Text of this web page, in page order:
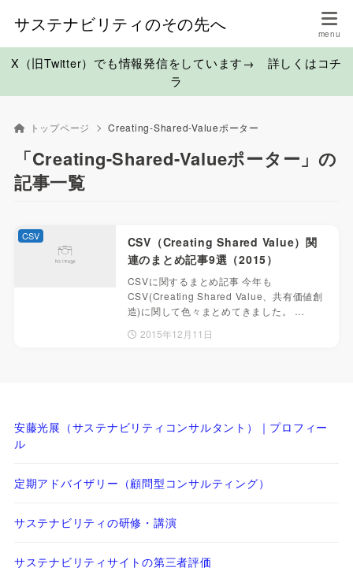
サステナビリティのその先へ
X（旧Twitter）でも情報発信をしています→ 詳しくはコチ
ラ
トップページ Creating-Shared-Valueポーター
「Creating-Shared-Valueポーター」の
記事一覧
CSV（Creating Shared Value）関
連のまとめ記事9選（2015）
CSVに関するまとめ記事 今年も
CSV(Creating Shared Value、共有価値創
造)に関して色々まとめてきました。 …
2015年12月11日
CSV
安藤光展（サステナビリティコンサルタント）｜プロフィー
ル
定期アドバイザリー（顧問型コンサルティング）
サステナビリティの研修・講演
サステナビリティサイトの第三者評価